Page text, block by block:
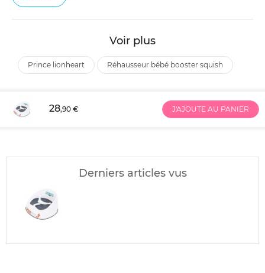
Voir plus
prince lionheart réhausseur bébé booster squish
28,90 € J'AJOUTE AU PANIER
Derniers articles vus